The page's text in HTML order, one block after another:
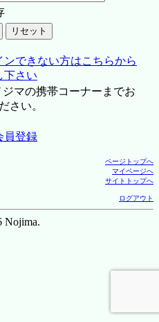
できない方はこちらから
下さい
マの携帯コーナーまでお
さい。
員登録
ページトップへ
マイページへ
サイトトップへ
ログアウト
Nojima.